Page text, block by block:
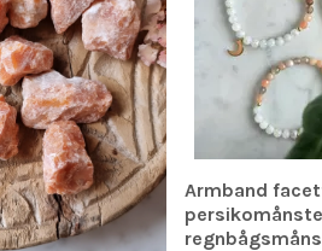
Armband